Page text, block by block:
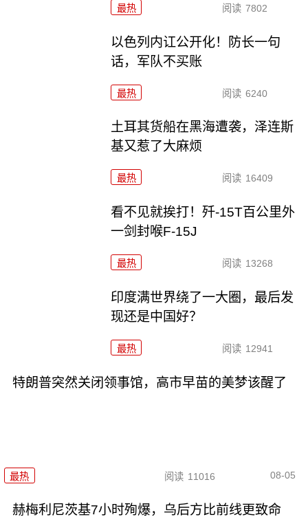
最热 阅读 7802
以色列内讧公开化！防长一句
话，军队不买账
最热 阅读 6240
土耳其货船在黑海遭袭，泽连斯
基又惹了大麻烦
最热 阅读 16409
看不见就挨打！歼-15T百公里外
一剑封喉F-15J
最热 阅读 13268
印度满世界绕了一大圈，最后发
现还是中国好？
最热 阅读 12941
特朗普突然关闭领事馆，高市早苗的美梦该醒了
最热 阅读 11016 08-05
赫梅利尼茨基7小时殉爆，乌后方比前线更致命